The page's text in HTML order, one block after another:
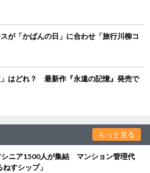
が「かばんの日」に合わせ「旅行川柳コ
はどれ？ 最新作『永遠の記憶』発売で
もっと見る
シニア1500人が集結 マンション管理代
すシップ」